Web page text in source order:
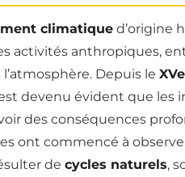
climatique d’origine
activités anthropiques,
l’atmosphère. Depuis le
devenu évident que les
des conséquences
ont commencé à
de cycles naturels,